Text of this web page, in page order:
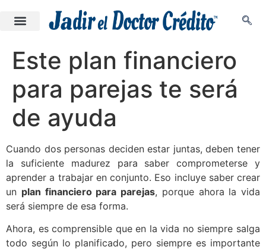
Este plan financiero
para parejas te será
de ayuda
Cuando dos personas deciden estar juntas, deben tener
la suficiente madurez para saber comprometerse y
aprender a trabajar en conjunto. Eso incluye saber crear
un plan financiero para parejas, porque ahora la vida
será siempre de esa forma.
Ahora, es comprensible que en la vida no siempre salga
todo según lo planificado, pero siempre es importante